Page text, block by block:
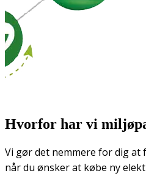
Hvorfor har vi
Vi gør det nemmere for dig at
når du ønsker at købe ny